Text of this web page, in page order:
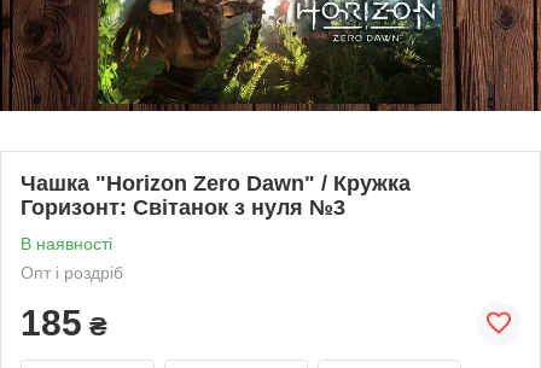
Чашка "Horizon Zero Dawn" / Кружка
Горизонт: Світанок з нуля №3
В наявності
Опт і роздріб
185 ₴